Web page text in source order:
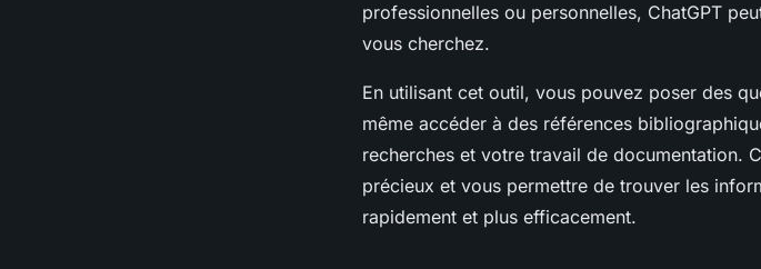
professionnelles ou personnelles, ChatGPT
vous cherchez.
En utilisant cet outil, vous pouvez poser des
même accéder à des références
recherches et votre travail de documentation.
précieux et vous permettre de trouver les
rapidement et plus efficacement.